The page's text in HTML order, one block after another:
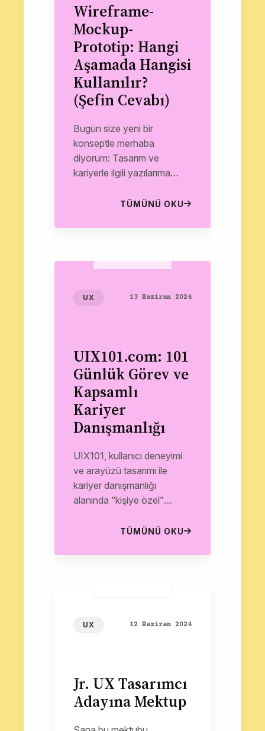
Wireframe-
Mockup-
Prototip: Hangi
Aşamada Hangisi
Kullanılır?
(Şefin Cevabı)
Bugün size yeni bir
konseptle merhaba
diyorum: Tasarım ve
kariyerle ilgili yazılarıma
devam edeceğim. Şimdiden
TÜMÜNÜ OKU
UX 13 Haziran 2024
UIX101.com: 101
Günlük Görev ve
Kapsamlı
Kariyer
Danışmanlığı
UIX101, kullanıcı deneyimi
ve arayüzü tasarımı ile
kariyer danışmanlığı
alanında “kişiye özel”
platformdur. 101 gün
görevler,...
TÜMÜNÜ OKU
UX 12 Haziran 2024
Jr. UX Tasarımcı
Adayına Mektup